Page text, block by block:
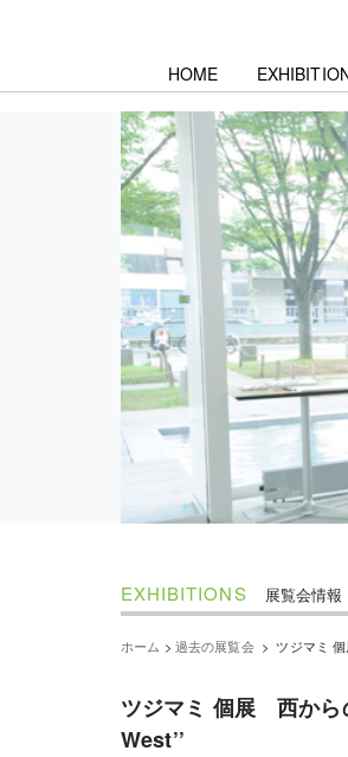
HOME
EXHIBITIONS 展覧会情報
ホーム > 過去の展覧会 > ツジマミ
ツジマミ 個展 西か
West’’